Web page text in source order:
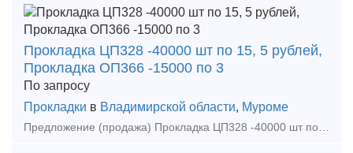
Прокладка ЦП328 -40000 шт по 15, 5 рублей,
Прокладка ОП366 -15000 по 3
По запросу
Прокладки в Владимирской области, Муроме
Предложение (продажа) Прокладка ЦП328 -40000 шт по 15, 5 рублей, Прокладка ОП366 -15000 по 30 руб, ЦП143 -20000 шт по 17 рублей (Муром) - Предложение Пр